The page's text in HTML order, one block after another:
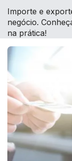
Importe e
negócio.
na prática!